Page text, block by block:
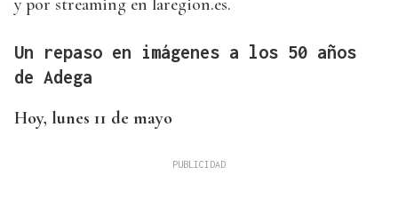
y por streaming en laregion.es.
Un repaso en imágenes a los 50 años
de Adega
Hoy, lunes 11 de mayo